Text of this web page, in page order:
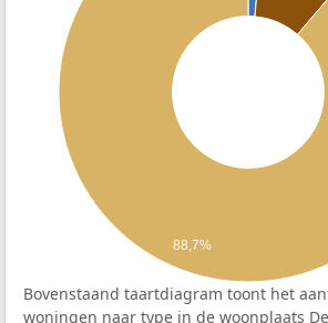
88,7%
Bovenstaand taartdiagram toont het
woningen naar type in de woonplaats